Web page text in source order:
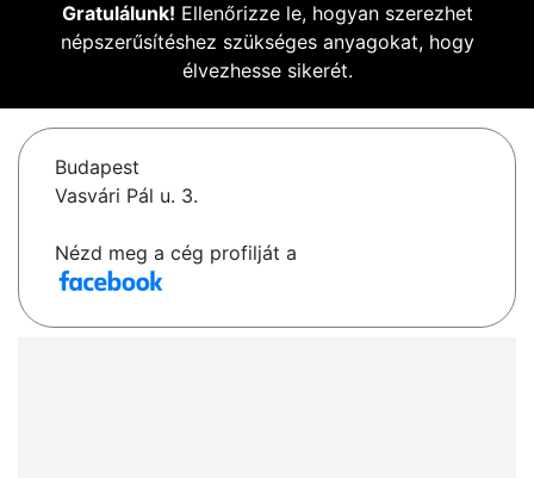
Gratulálunk! Ellenőrizze le, hogyan szerezhet
népszerűsítéshez szükséges anyagokat, hogy
élvezhesse sikerét.
Budapest
Vasvári Pál u. 3.
Nézd meg a cég profilját a